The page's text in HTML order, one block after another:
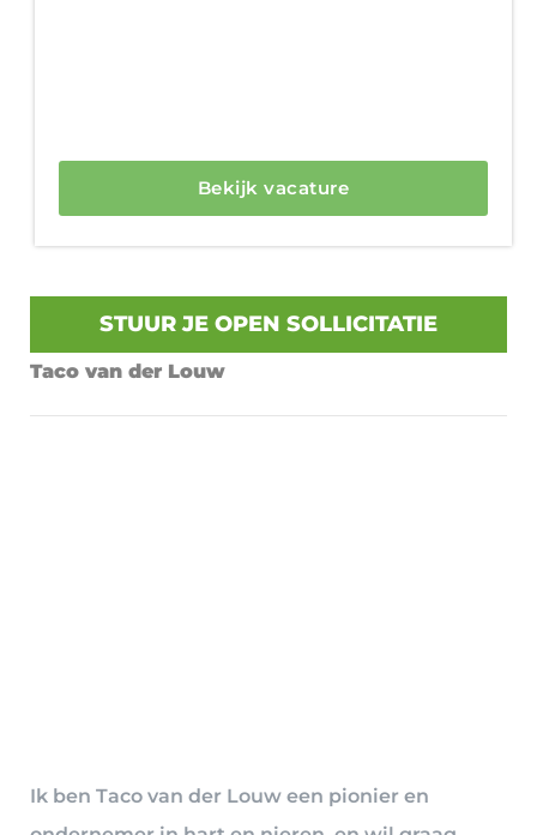
Bekijk vacature
STUUR JE OPEN SOLLICITATIE
Taco van der Louw
Ik ben Taco van der Louw een pionier en